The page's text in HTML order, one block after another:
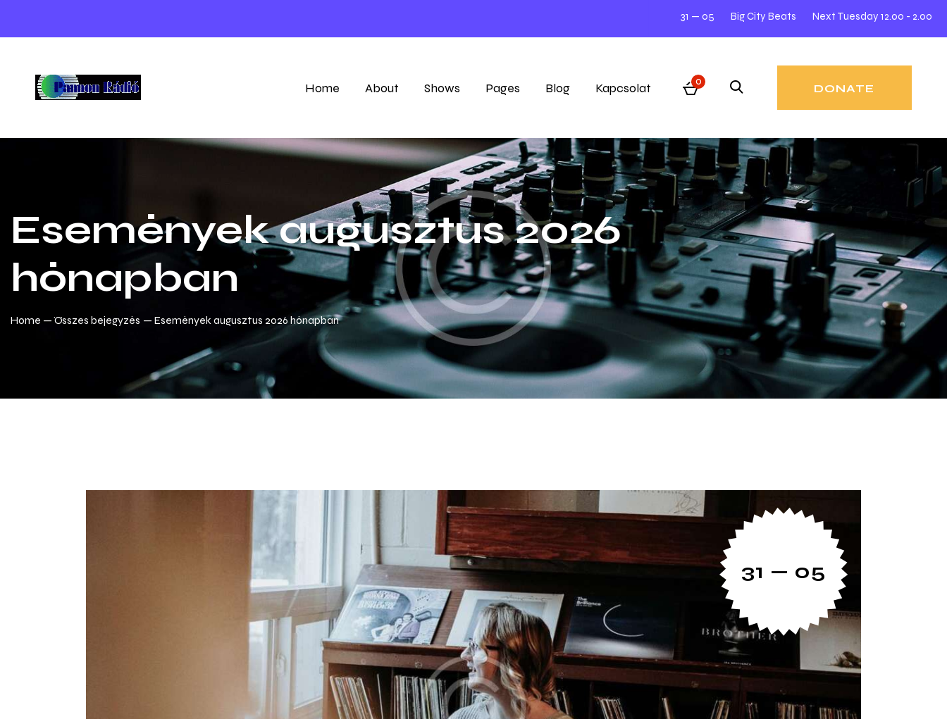
Big City Beats Next Tuesday 12.00 - 2.00 31 — 05
Home About Shows Pages Blog Kapcsolat 0
DONATE
Események augusztus 2026
hónapban
Home Összes bejegyzés Események augusztus 2026 hónapban
31 — 05